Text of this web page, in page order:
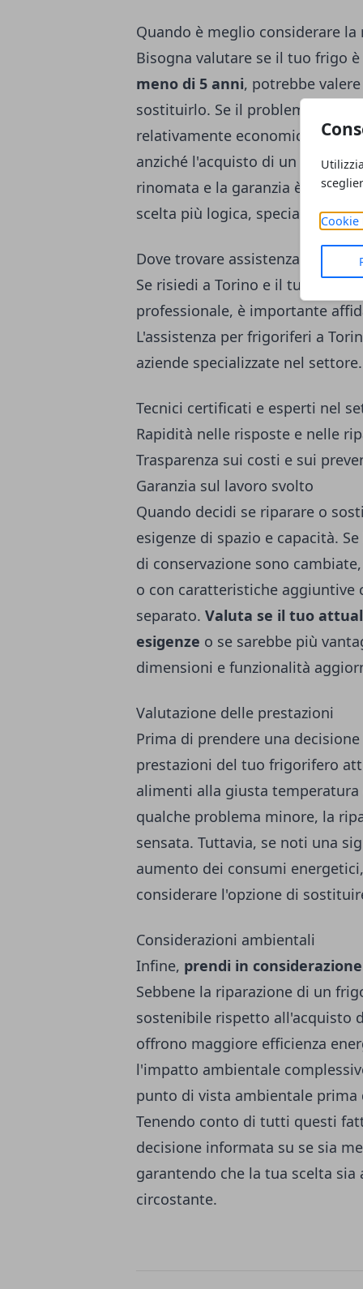
Cookie
Quando è meglio considerare la
Bisogna valutare se il tuo frigo
meno di 5 anni, potrebbe
sostituirlo. Se il problema del
relativamente economica, può
anziché l'acquisto di un nuovo
rinomata e la garanzia è ancora
scelta più logica, specialmente
Dove trovare assistenza per
Se risiedi a Torino e il tuo
professionale, è importante
L'assistenza per frigoriferi a
aziende specializzate nel
Tecnici certificati e esperti nel
Rapidità nelle risposte e nelle
Trasparenza sui costi e sui
Garanzia sul lavoro svolto
Quando decidi se riparare o
esigenze di spazio e capacità.
di conservazione sono
o con caratteristiche aggiuntive
separato. Valuta se il tuo
esigenze o se sarebbe più
dimensioni e funzionalità
Valutazione delle prestazioni
Prima di prendere una
prestazioni del tuo frigorifero
alimenti alla giusta
qualche problema minore, la
sensata. Tuttavia, se noti una
aumento dei consumi
considerare l'opzione di
Considerazioni ambientali
Infine, prendi in
Sebbene la riparazione di un
sostenibile rispetto all'acquisto
offrono maggiore efficienza
l'impatto ambientale
punto di vista ambientale
Tenendo conto di tutti questi
decisione informata su se sia
garantendo che la tua scelta
circostante.